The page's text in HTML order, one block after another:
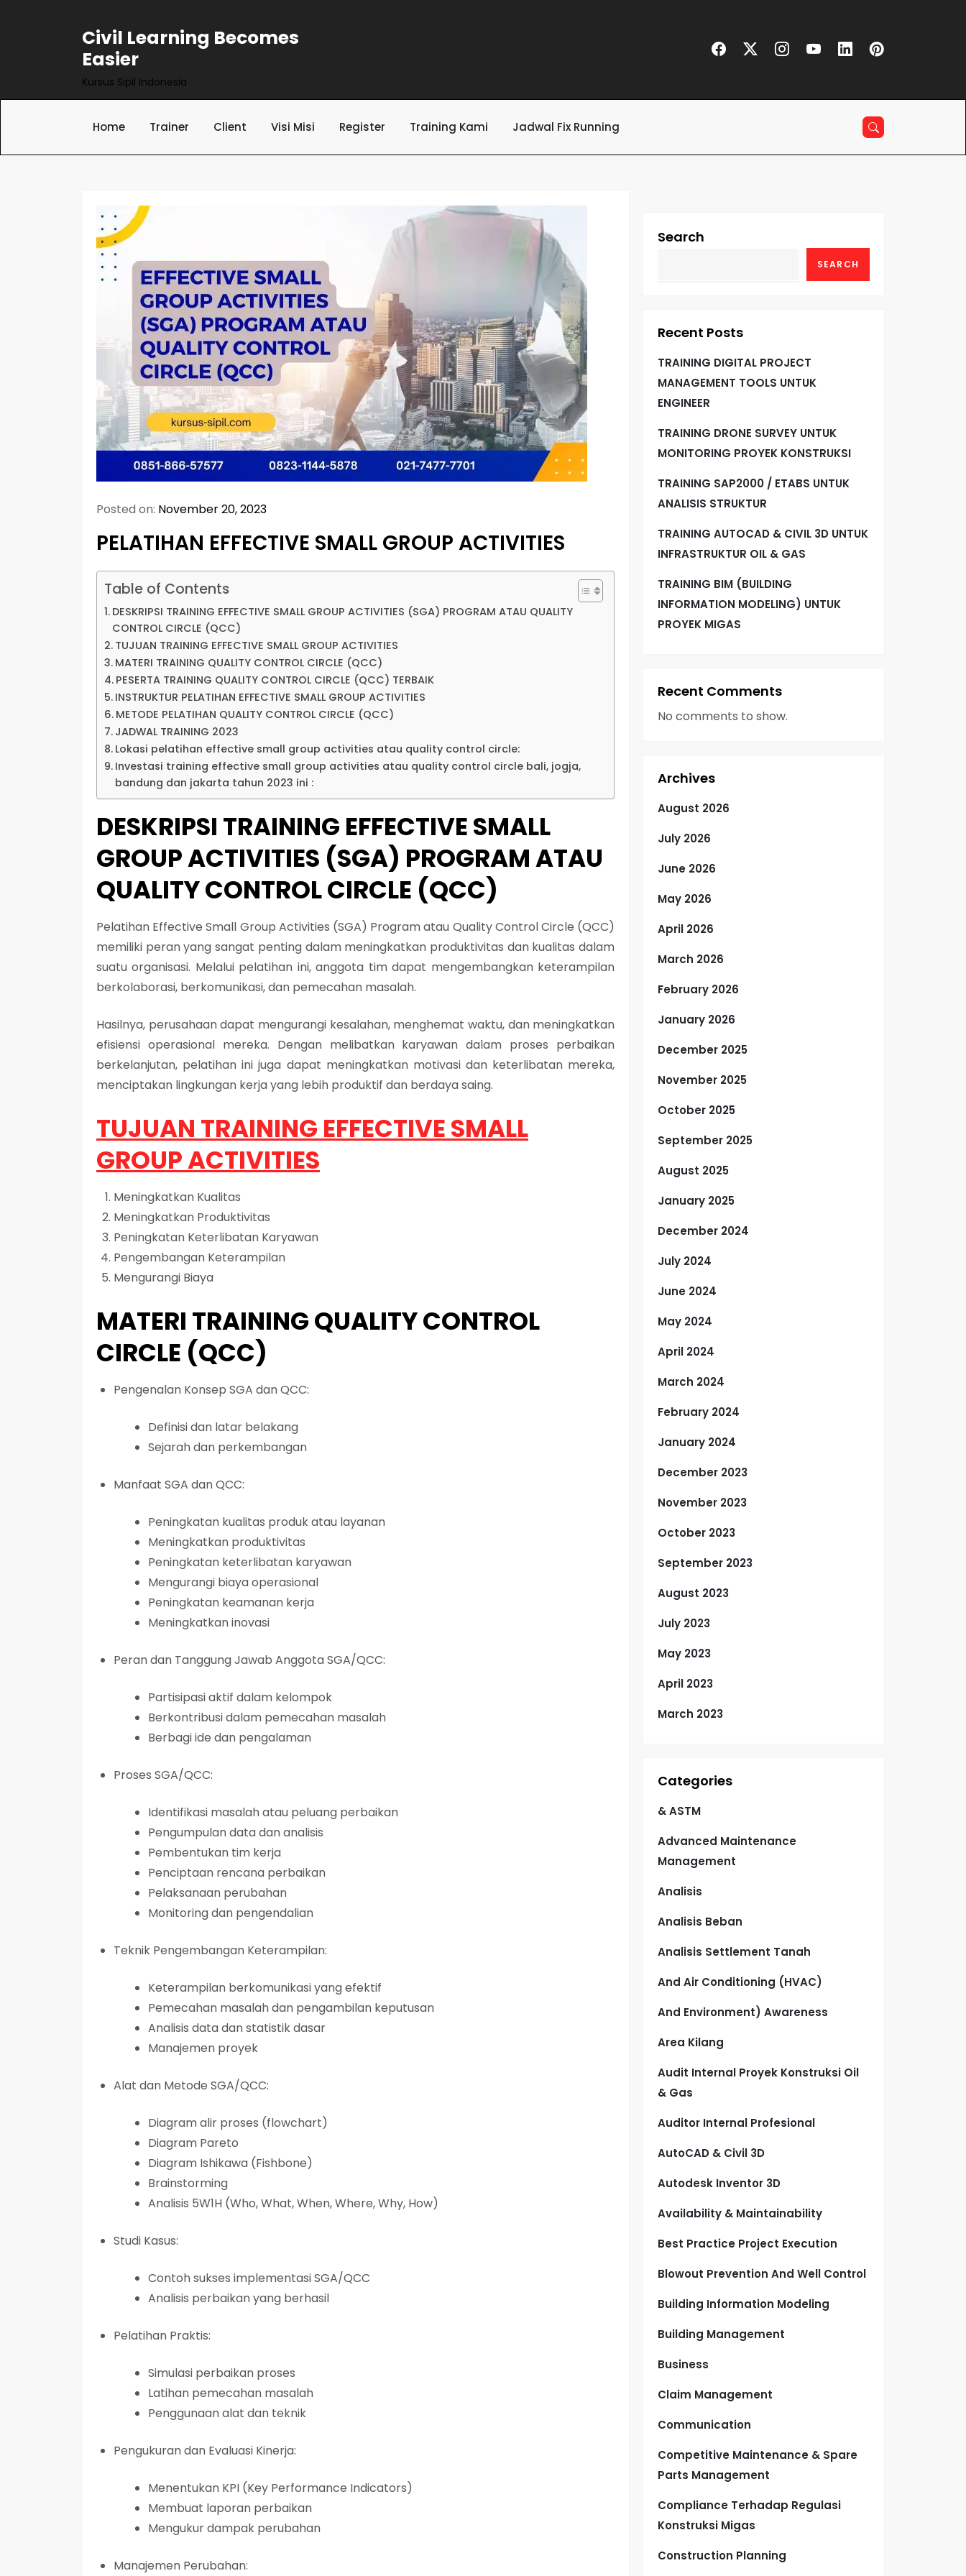
Civil Learning Becomes
Easier
Kursus Sipil Indonesia
Home Trainer Client Visi Misi Register Training Kami Jadwal Fix Running
Posted on: November 20, 2023
PELATIHAN EFFECTIVE SMALL GROUP ACTIVITIES
Table of Contents
DESKRIPSI TRAINING EFFECTIVE SMALL GROUP ACTIVITIES (SGA) PROGRAM ATAU QUALITY
CONTROL CIRCLE (QCC)
TUJUAN TRAINING EFFECTIVE SMALL GROUP ACTIVITIES
MATERI TRAINING QUALITY CONTROL CIRCLE (QCC)
PESERTA TRAINING QUALITY CONTROL CIRCLE (QCC) TERBAIK
INSTRUKTUR PELATIHAN EFFECTIVE SMALL GROUP ACTIVITIES
METODE PELATIHAN QUALITY CONTROL CIRCLE (QCC)
JADWAL TRAINING 2023
Lokasi pelatihan effective small group activities atau quality control circle:
Investasi training effective small group activities atau quality control circle bali, jogja,
bandung dan jakarta tahun 2023 ini :
DESKRIPSI TRAINING EFFECTIVE SMALL
GROUP ACTIVITIES (SGA) PROGRAM ATAU
QUALITY CONTROL CIRCLE (QCC)
Pelatihan Effective Small Group Activities (SGA) Program atau Quality Control Circle (QCC)
memiliki peran yang sangat penting dalam meningkatkan produktivitas dan kualitas dalam
suatu organisasi. Melalui pelatihan ini, anggota tim dapat mengembangkan keterampilan
berkolaborasi, berkomunikasi, dan pemecahan masalah.
Hasilnya, perusahaan dapat mengurangi kesalahan, menghemat waktu, dan meningkatkan
efisiensi operasional mereka. Dengan melibatkan karyawan dalam proses perbaikan
berkelanjutan, pelatihan ini juga dapat meningkatkan motivasi dan keterlibatan mereka,
menciptakan lingkungan kerja yang lebih produktif dan berdaya saing.
TUJUAN TRAINING EFFECTIVE SMALL
GROUP ACTIVITIES
Meningkatkan Kualitas
Meningkatkan Produktivitas
Peningkatan Keterlibatan Karyawan
Pengembangan Keterampilan
Mengurangi Biaya
MATERI TRAINING QUALITY CONTROL
CIRCLE (QCC)
Pengenalan Konsep SGA dan QCC:
Definisi dan latar belakang
Sejarah dan perkembangan
Manfaat SGA dan QCC:
Peningkatan kualitas produk atau layanan
Meningkatkan produktivitas
Peningkatan keterlibatan karyawan
Mengurangi biaya operasional
Peningkatan keamanan kerja
Meningkatkan inovasi
Peran dan Tanggung Jawab Anggota SGA/QCC:
Partisipasi aktif dalam kelompok
Berkontribusi dalam pemecahan masalah
Berbagi ide dan pengalaman
Proses SGA/QCC:
Identifikasi masalah atau peluang perbaikan
Pengumpulan data dan analisis
Pembentukan tim kerja
Penciptaan rencana perbaikan
Pelaksanaan perubahan
Monitoring dan pengendalian
Teknik Pengembangan Keterampilan:
Keterampilan berkomunikasi yang efektif
Pemecahan masalah dan pengambilan keputusan
Analisis data dan statistik dasar
Manajemen proyek
Alat dan Metode SGA/QCC:
Diagram alir proses (flowchart)
Diagram Pareto
Diagram Ishikawa (Fishbone)
Brainstorming
Analisis 5W1H (Who, What, When, Where, Why, How)
Studi Kasus:
Contoh sukses implementasi SGA/QCC
Analisis perbaikan yang berhasil
Pelatihan Praktis:
Simulasi perbaikan proses
Latihan pemecahan masalah
Penggunaan alat dan teknik
Pengukuran dan Evaluasi Kinerja:
Menentukan KPI (Key Performance Indicators)
Membuat laporan perbaikan
Mengukur dampak perubahan
Manajemen Perubahan:
Search
SEARCH
Recent Posts
TRAINING DIGITAL PROJECT
MANAGEMENT TOOLS UNTUK
ENGINEER
TRAINING DRONE SURVEY UNTUK
MONITORING PROYEK KONSTRUKSI
TRAINING SAP2000 / ETABS UNTUK
ANALISIS STRUKTUR
TRAINING AUTOCAD & CIVIL 3D UNTUK
INFRASTRUKTUR OIL & GAS
TRAINING BIM (BUILDING
INFORMATION MODELING) UNTUK
PROYEK MIGAS
Recent Comments
No comments to show.
Archives
August 2026
July 2026
June 2026
May 2026
April 2026
March 2026
February 2026
January 2026
December 2025
November 2025
October 2025
September 2025
August 2025
January 2025
December 2024
July 2024
June 2024
May 2024
April 2024
March 2024
February 2024
January 2024
December 2023
November 2023
October 2023
September 2023
August 2023
July 2023
May 2023
April 2023
March 2023
Categories
& ASTM
Advanced Maintenance
Management
Analisis
Analisis Beban
Analisis Settlement Tanah
And Air Conditioning (HVAC)
And Environment) Awareness
Area Kilang
Audit Internal Proyek Konstruksi Oil
& Gas
Auditor Internal Profesional
AutoCAD & Civil 3D
Autodesk Inventor 3D
Availability & Maintainability
Best Practice Project Execution
Blowout Prevention And Well Control
Building Information Modeling
Building Management
Business
Claim Management
Communication
Competitive Maintenance & Spare
Parts Management
Compliance Terhadap Regulasi
Konstruksi Migas
Construction Planning